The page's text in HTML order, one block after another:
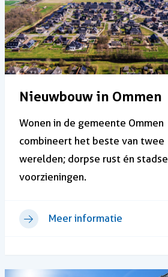
Nieuwbouw in Ommen
Wonen in de gemeente Ommen
combineert het beste van twee
werelden; dorpse rust én stadse
voorzieningen.
Meer informatie